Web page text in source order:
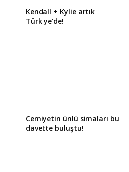
Kendall + Kylie artık
Türkiye’de!
Cemiyetin ünlü simaları bu
davette buluştu!